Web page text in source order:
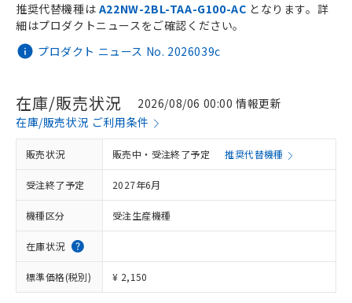
プロダクト ニュース No. 2026039c
推奨代替機種は A22NW-2BL-TAA-G100-AC となります。詳
細はプロダクトニュースをご確認ください。
在庫/販売状況
2026/08/06 00:00 情報更新
在庫/販売状況 ご利用条件
販売状況 販売中・受注終了予定 推奨代替機種
受注終了予定 2027年6月
機種区分 受注生産機種
在庫状況
標準価格(税別) ¥ 2,150